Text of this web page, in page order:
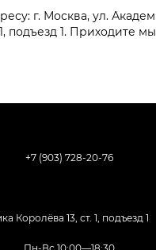
г. Москва, ул.
1, подъезд 1. Приходите
+7 (903) 728-20-76
Королёва 13, ст. 1, подъезд 1